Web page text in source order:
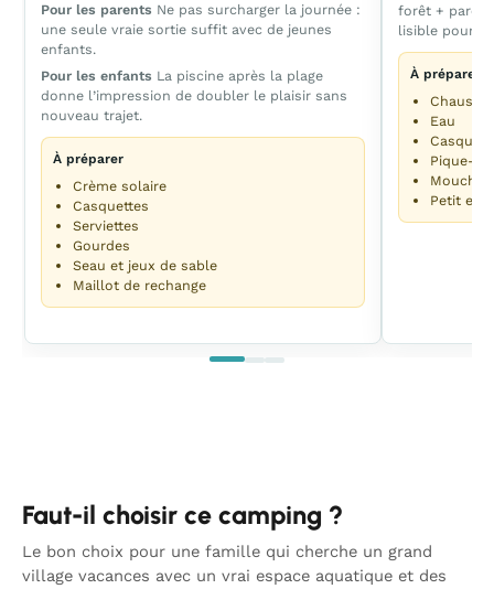
Pour les parents Ne pas surcharger la journée :
une seule vraie sortie suffit avec de jeunes
enfants.
Pour les enfants La piscine après la plage
donne l’impression de doubler le plaisir sans
nouveau trajet.
À préparer
Crème solaire
Casquettes
Serviettes
Gourdes
Seau et jeux de sable
Maillot de rechange
forêt + parc
lisible pour
À préparer
Eau
Pique-
Petit
Faut-il choisir ce camping ?
Le bon choix pour une famille qui cherche un grand
village vacances avec un vrai espace aquatique et des